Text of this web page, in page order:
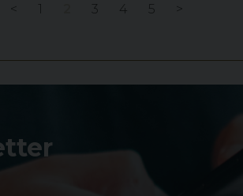
< 1 3 4 5 >